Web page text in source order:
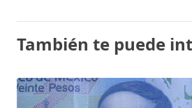
También te puede